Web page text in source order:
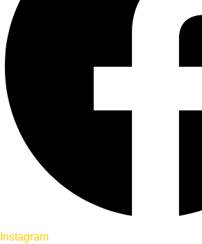
Instagram